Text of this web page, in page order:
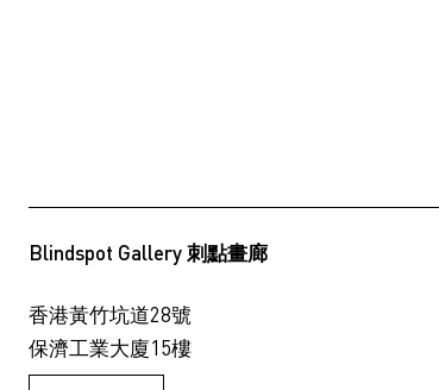
Blindspot Gallery 刺點畫廊
香港黃竹坑道28號
保濟工業大廈15樓